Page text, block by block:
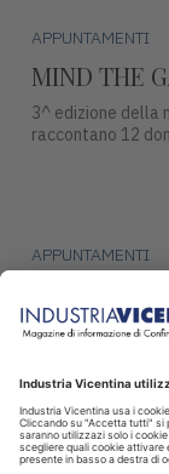
APPUNTAMENTI
MIND THE
3^ edizione della
raccontano 12
APPUNTAMENTI
Mercoledì 15
Premio Campiello.